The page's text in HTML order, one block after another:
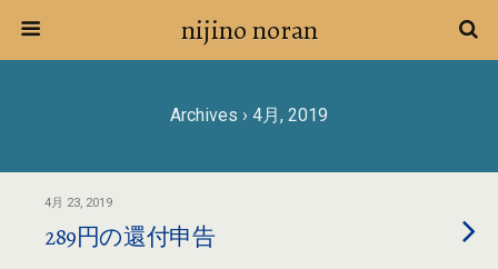
nijino noran
Archives › 4月, 2019
4月 23, 2019
289円の還付申告